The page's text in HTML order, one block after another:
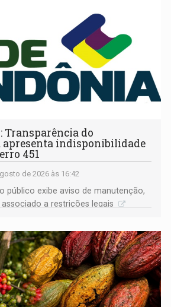
Transparência do
apresenta indisponibilidade
451
de 2026 às 16:42
público exibe aviso de manutenção,
a restrições legais